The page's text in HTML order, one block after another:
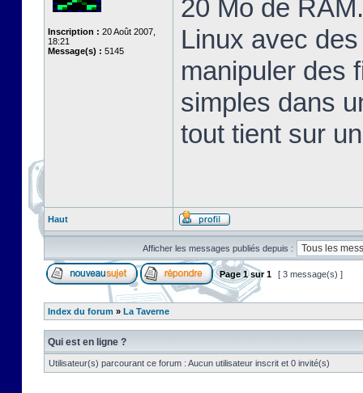
Inscription : 20 Août 2007,
18:21
Message(s) : 5145
20 Mo de
Linux avec
manipuler des
simples dans
tout tient sur
Haut
Afficher les messages publiés depuis :
Page1sur1 [ 3 message(s) ]
Index du forum » La Taverne
Qui est en ligne ?
Utilisateur(s) parcourant ce forum : Aucun utilisateur inscrit et 0 invité(s)